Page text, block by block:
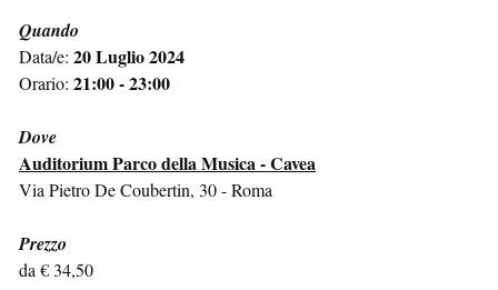
Quando
Data/e: 20 Luglio 2024
Orario: 21:00 - 23:00
Dove
Auditorium Parco della Musica - Cavea
Via Pietro De Coubertin, 30 - Roma
Prezzo
da € 34,50